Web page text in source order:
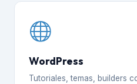
WordPress
Tutoriales, temas, builders